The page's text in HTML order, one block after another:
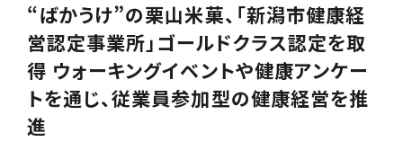
“ばかうけ”の栗山米菓、「新潟市健康経
営認定事業所」ゴールドクラス認定を取
得 ウォーキングイベントや健康アンケー
トを通じ、従業員参加型の健康経営を推
進